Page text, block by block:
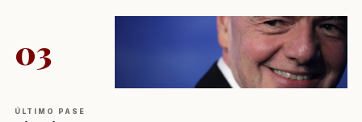
03
ÚLTIMO PASE